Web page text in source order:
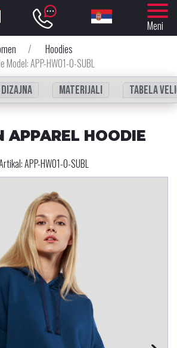
Meni
/
Hoodies
Model: APP-HW01-0-SUBL
Materijali Tabela
APPAREL HOODIE
APP-HW01-0-SUBL